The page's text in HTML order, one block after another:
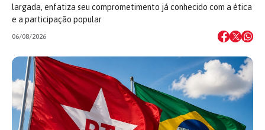
largada, enfatiza seu comprometimento já conhecido com a ética
e a participação popular
06/08/2026